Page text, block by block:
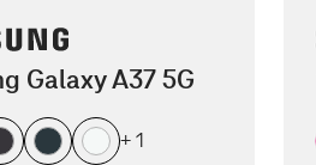
Galaxy A37 5G
+ 1